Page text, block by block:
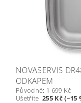
NOVASERVIS
ODKAPEM
Původně: 1 699 Kč
Ušetříte:255 Kč (–15